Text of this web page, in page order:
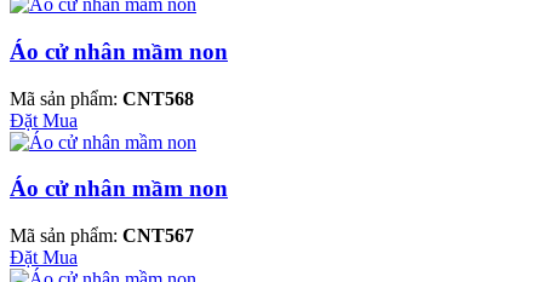
Áo cử nhân mầm non
Mã sản phẩm: CNT568
Đặt Mua
Áo cử nhân mầm non
Mã sản phẩm: CNT567
Đặt Mua